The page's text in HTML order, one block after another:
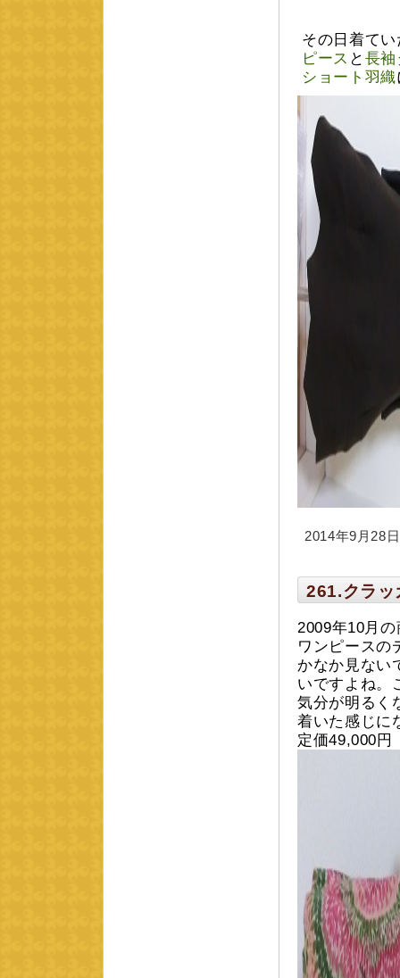
その日着て
ピース と 長袖
ショート羽織
2014年9月28
261.クラッ
2009年10月
ワンピースの
かなか見ない
いですよね。
気分が明るく
着いた感じに
定価49,000円